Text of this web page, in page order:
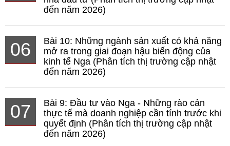
đến năm 2026)
06
Bài 10: Những ngành sản xuất có khả năng
mở ra trong giai đoạn hậu biến động của
kinh tế Nga (Phân tích thị trường cập nhật
đến năm 2026)
07
Bài 9: Đầu tư vào Nga - Những rào cản
thực tế mà doanh nghiệp cần tính trước khi
quyết định (Phân tích thị trường cập nhật
đến năm 2026)